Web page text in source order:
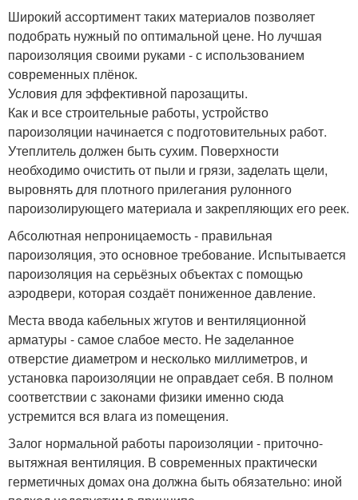
Широкий ассортимент таких материалов позволяет
подобрать нужный по оптимальной цене. Но лучшая
пароизоляция своими руками - с использованием
современных плёнок.
Условия для эффективной парозащиты.
Как и все строительные работы, устройство
пароизоляции начинается с подготовительных работ.
Утеплитель должен быть сухим. Поверхности
необходимо очистить от пыли и грязи, заделать щели,
выровнять для плотного прилегания рулонного
пароизолирующего материала и закрепляющих его реек.
Абсолютная непроницаемость - правильная
пароизоляция, это основное требование. Испытывается
пароизоляция на серьёзных объектах с помощью
аэродвери, которая создаёт пониженное давление.
Места ввода кабельных жгутов и вентиляционной
арматуры - самое слабое место. Не заделанное
отверстие диаметром и несколько миллиметров, и
установка пароизоляции не оправдает себя. В полном
соответствии с законами физики именно сюда
устремится вся влага из помещения.
Залог нормальной работы пароизоляции - приточно-
вытяжная вентиляция. В современных практически
герметичных домах она должна быть обязательно: иной